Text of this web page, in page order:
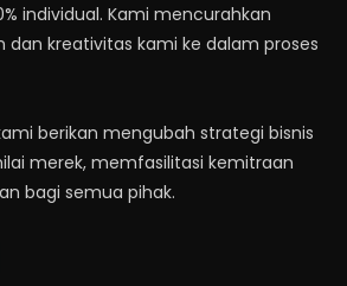
individual. Kami mencurahkan
dan kreativitas kami ke dalam proses
berikan mengubah strategi bisnis
merek, memfasilitasi kemitraan
bagi semua pihak.